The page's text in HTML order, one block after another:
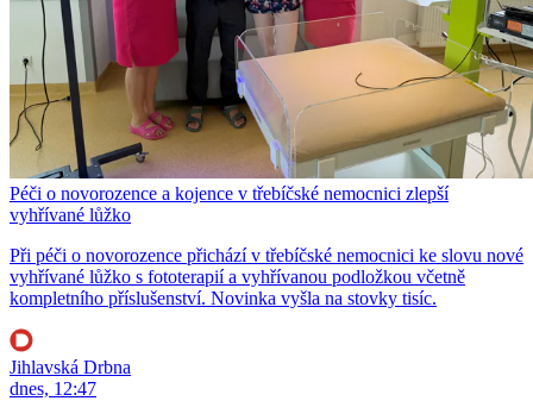
Péči o novorozence a kojence v třebíčské nemocnici zlepší
vyhřívané lůžko
Při péči o novorozence přichází v třebíčské nemocnici ke slovu nové
vyhřívané lůžko s fototerapií a vyhřívanou podložkou včetně
kompletního příslušenství. Novinka vyšla na stovky tisíc.
Jihlavská Drbna
dnes, 12:47